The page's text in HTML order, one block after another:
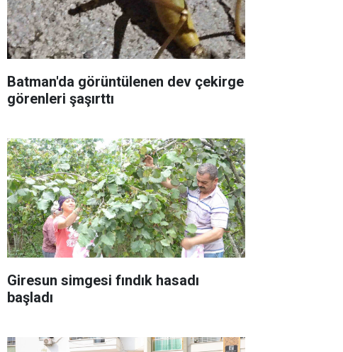
Batman'da görüntülenen dev çekirge
görenleri şaşırttı
Giresun simgesi fındık hasadı
başladı